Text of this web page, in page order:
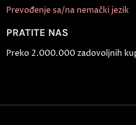
Prevođenje sa/na nemački jezik
PRATITE NAS
Preko 2.000.000 zadovoljnih